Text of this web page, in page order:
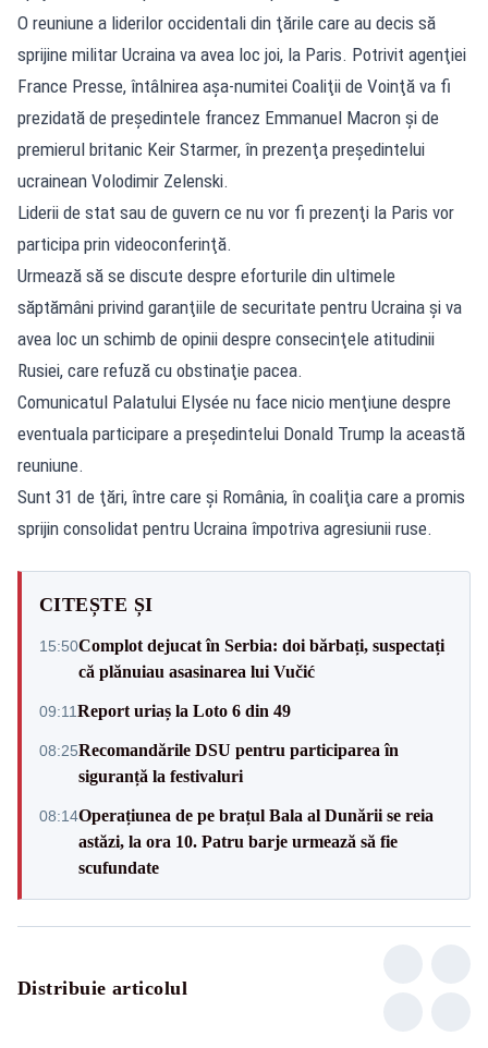
O reuniune a liderilor occidentali din ţările care au decis să
sprijine militar Ucraina va avea loc joi, la Paris. Potrivit agenţiei
France Presse, întâlnirea aşa-numitei Coaliţii de Voinţă va fi
prezidată de preşedintele francez Emmanuel Macron şi de
premierul britanic Keir Starmer, în prezenţa preşedintelui
ucrainean Volodimir Zelenski.
Liderii de stat sau de guvern ce nu vor fi prezenţi la Paris vor
participa prin videoconferinţă.
Urmează să se discute despre eforturile din ultimele
săptămâni privind garanţiile de securitate pentru Ucraina şi va
avea loc un schimb de opinii despre consecinţele atitudinii
Rusiei, care refuză cu obstinaţie pacea.
Comunicatul Palatului Elysée nu face nicio menţiune despre
eventuala participare a preşedintelui Donald Trump la această
reuniune.
Sunt 31 de ţări, între care şi România, în coaliţia care a promis
sprijin consolidat pentru Ucraina împotriva agresiunii ruse.
CITEȘTE ȘI
15:50Complot dejucat în Serbia: doi bărbați, suspectați
că plănuiau asasinarea lui Vučić
09:11Report uriaș la Loto 6 din 49
08:25Recomandările DSU pentru participarea în
siguranță la festivaluri
08:14Operațiunea de pe brațul Bala al Dunării se reia
astăzi, la ora 10. Patru barje urmează să fie
scufundate
Distribuie articolul